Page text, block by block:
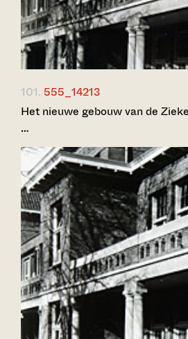
101. 555_14213
Het nieuwe gebouw van de
…